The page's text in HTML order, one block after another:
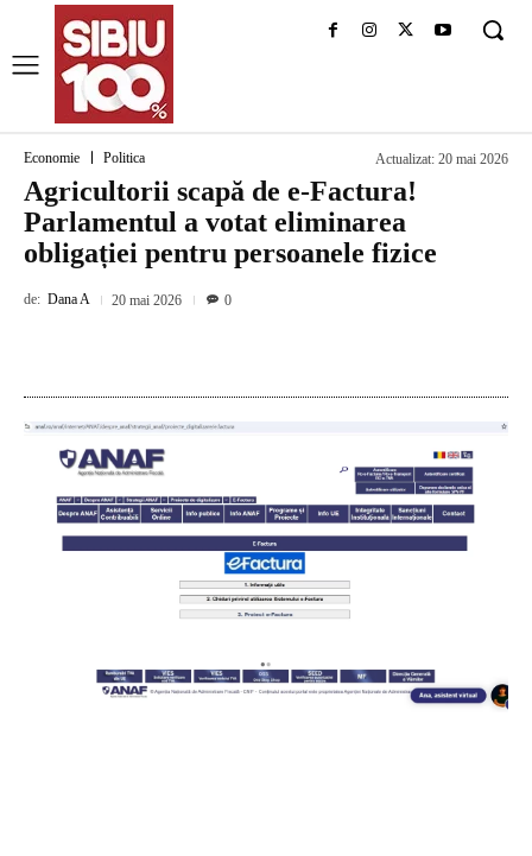
Economie Politica Actualizat: 20 mai 2026
Agricultorii scapă de e-Factura!
Parlamentul a votat eliminarea
obligației pentru persoanele fizice
de: Dana A 20 mai 2026 0